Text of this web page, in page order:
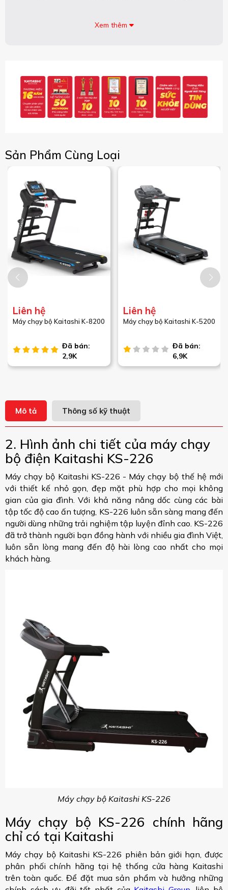
Xem thêm
Sản Phẩm Cùng Loại
Liên hệ
Máy chạy bộ Kaitashi K-8200
Đã bán:
2,9K
Liên hệ
Máy chạy bộ Kaitashi K-5200
Đã bán:
6,9K
Mô tả Thông số kỹ thuật
2. Hình ảnh chi tiết của máy chạy
bộ điện Kaitashi KS-226
Máy chạy bộ Kaitashi KS-226 - Máy chạy bộ thế hệ mới
với thiết kế nhỏ gọn, đẹp mặt phù hợp cho mọi không
gian của gia đình. Với khả năng nâng dốc cùng các bài
tập tốc độ cao ấn tượng, KS-226 luôn sẵn sàng mang đến
người dùng những trải nghiệm tập luyện đỉnh cao. KS-226
đã trở thành người bạn đồng hành với nhiều gia đình Việt,
luôn sẵn lòng mang đến độ hài lòng cao nhất cho mọi
khách hàng.
Máy chạy bộ Kaitashi KS-226
Máy chạy bộ KS-226 chính hãng
chỉ có tại Kaitashi
Máy chạy bộ Kaitashi KS-226 phiên bản giới hạn, được
phân phối chính hãng tại hệ thống cửa hàng Kaitashi
trên toàn quốc. Để đặt mua sản phẩm và hưởng những